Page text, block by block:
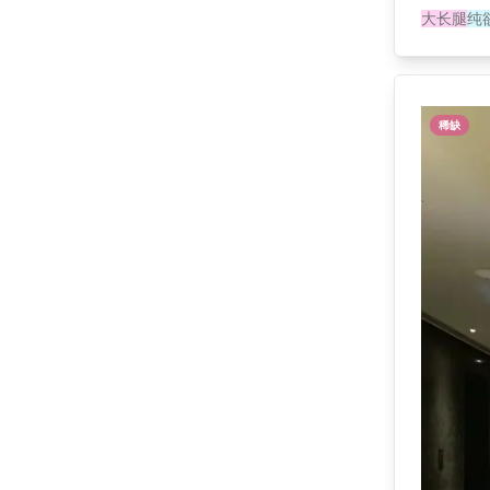
大长腿纯
稀缺